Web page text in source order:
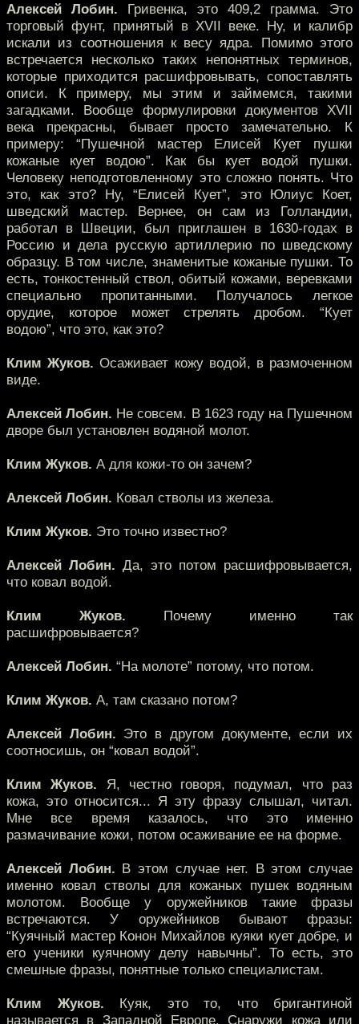
Алексей Лобин. Гривенка, это 409,2 грамма. Это
торговый фунт, принятый в XVII веке. Ну, и калибр
искали из соотношения к весу ядра. Помимо этого
встречается несколько таких непонятных терминов,
которые приходится расшифровывать, сопоставлять
описи. К примеру, мы этим и займемся, такими
загадками. Вообще формулировки документов XVII
века прекрасны, бывает просто замечательно. К
примеру: “Пушечной мастер Елисей Кует пушки
кожаные кует водою”. Как бы кует водой пушки.
Человеку неподготовленному это сложно понять. Что
это, как это? Ну, “Елисей Кует”, это Юлиус Коет,
шведский мастер. Вернее, он сам из Голландии,
работал в Швеции, был приглашен в 1630-годах в
Россию и дела русскую артиллерию по шведскому
образцу. В том числе, знаменитые кожаные пушки. То
есть, тонкостенный ствол, обитый кожами, веревками
специально пропитанными. Получалось легкое
орудие, которое может стрелять дробом. “Кует
водою”, что это, как это?
Клим Жуков. Осаживает кожу водой, в размоченном
виде.
Алексей Лобин. Не совсем. В 1623 году на Пушечном
дворе был установлен водяной молот.
Клим Жуков. А для кожи-то он зачем?
Алексей Лобин. Ковал стволы из железа.
Клим Жуков. Это точно известно?
Алексей Лобин. Да, это потом расшифровывается,
что ковал водой.
Клим Жуков. Почему именно так
расшифровывается?
Алексей Лобин. “На молоте” потому, что потом.
Клим Жуков. А, там сказано потом?
Алексей Лобин. Это в другом документе, если их
соотносишь, он “ковал водой”.
Клим Жуков. Я, честно говоря, подумал, что раз
кожа, это относится... Я эту фразу слышал, читал.
Мне все время казалось, что это именно
размачивание кожи, потом осаживание ее на форме.
Алексей Лобин. В этом случае нет. В этом случае
именно ковал стволы для кожаных пушек водяным
молотом. Вообще у оружейников такие фразы
встречаются. У оружейников бывают фразы:
“Куячный мастер Конон Михайлов куяки кует добре, и
его ученики куячному делу навычны”. То есть, это
смешные фразы, понятные только специалистам.
Клим Жуков. Куяк, это то, что бригантиной
называется в Западной Европе. Снаружи кожа или